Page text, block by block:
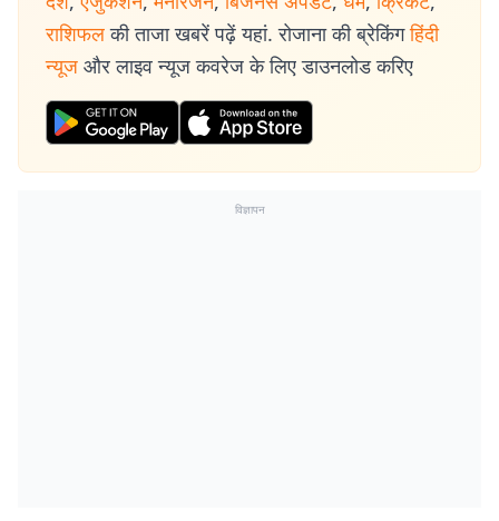
राशिफल की ताजा खबरें पढ़ें यहां. रोजाना की ब्रेकिंग हिंदी
न्यूज और लाइव न्यूज कवरेज के लिए डाउनलोड करिए
विज्ञापन